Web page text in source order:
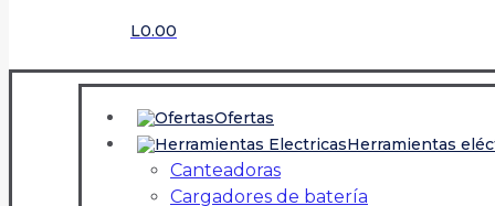
L0.00
Ofertas
Herramientas
Canteadoras
Cargadores de batería